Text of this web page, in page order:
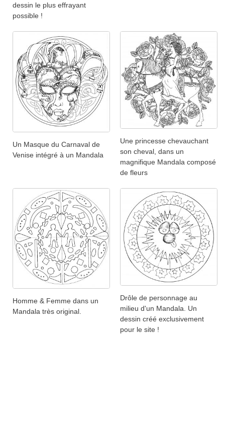
dessin le plus effrayant
possible !
Un Masque du Carnaval de
Venise intégré à un Mandala
Une princesse chevauchant
son cheval, dans un
magnifique Mandala composé
de fleurs
Homme & Femme dans un
Mandala très original.
Drôle de personnage au
milieu d'un Mandala. Un
dessin créé exclusivement
pour le site !